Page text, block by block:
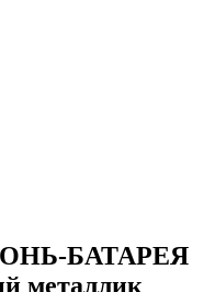
БАТАРЕЯ
металлик